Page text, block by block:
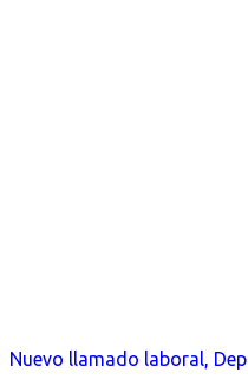
Nuevo llamado laboral,